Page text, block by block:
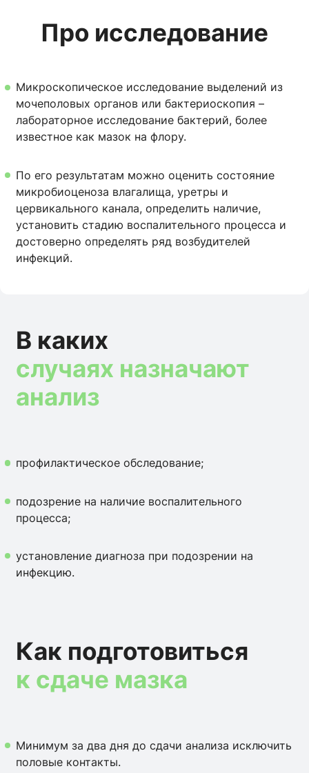
Про исследование
Микроскопическое исследование выделений из
мочеполовых органов или бактериоскопия –
лабораторное исследование бактерий, более
известное как мазок на флору.
По его результатам можно оценить состояние
микробиоценоза влагалища, уретры и
цервикального канала, определить наличие,
установить стадию воспалительного процесса и
достоверно определять ряд возбудителей
инфекций.
В каких
случаях назначают
анализ
профилактическое обследование;
подозрение на наличие воспалительного
процесса;
установление диагноза при подозрении на
инфекцию.
Как подготовиться
к сдаче мазка
Минимум за два дня до сдачи анализа исключить
половые контакты.